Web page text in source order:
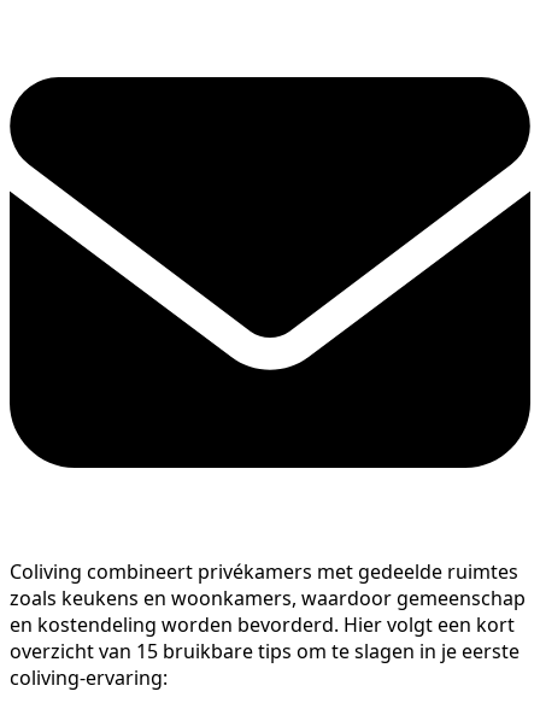
Coliving combineert privékamers met gedeelde ruimtes
zoals keukens en woonkamers, waardoor gemeenschap
en kostendeling worden bevorderd. Hier volgt een kort
overzicht van 15 bruikbare tips om te slagen in je eerste
coliving-ervaring: